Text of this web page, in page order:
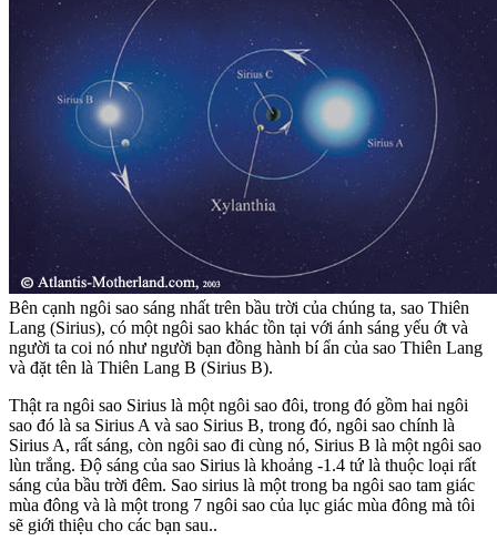
Bên cạnh ngôi sao sáng nhất trên bầu trời của chúng ta, sao Thiên
Lang (Sirius), có một ngôi sao khác tồn tại với ánh sáng yếu ớt và
người ta coi nó như người bạn đồng hành bí ẩn của sao Thiên Lang
và đặt tên là Thiên Lang B (Sirius B).
Thật ra ngôi sao Sirius là một ngôi sao đôi, trong đó gồm hai ngôi
sao đó là sa Sirius A và sao Sirius B, trong đó, ngôi sao chính là
Sirius A, rất sáng, còn ngôi sao đi cùng nó, Sirius B là một ngôi sao
lùn trắng. Độ sáng của sao Sirius là khoảng -1.4 tứ là thuộc loại rất
sáng của bầu trời đêm. Sao sirius là một trong ba ngôi sao tam giác
mùa đông và là một trong 7 ngôi sao của lục giác mùa đông mà tôi
sẽ giới thiệu cho các bạn sau..